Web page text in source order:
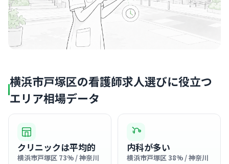
横浜市戸塚区の看護師求人選びに役立つ
エリア相場データ
クリニックは平均的
横浜市戸塚区 73% / 神奈川
内科が多い
横浜市戸塚区 38% / 神奈川